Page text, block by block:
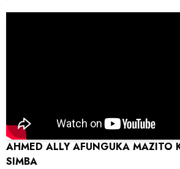
AHMED ALLY AFUNGUKA MAZITO
SIMBA